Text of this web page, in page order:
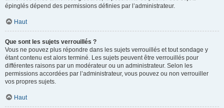
épinglés dépend des permissions définies par l’administrateur.
Haut
Que sont les sujets verrouillés ?
Vous ne pouvez plus répondre dans les sujets verrouillés et tout sondage y
étant contenu est alors terminé. Les sujets peuvent être verrouillés pour
différentes raisons par un modérateur ou un administrateur. Selon les
permissions accordées par l’administrateur, vous pouvez ou non verrouiller
vos propres sujets.
Haut